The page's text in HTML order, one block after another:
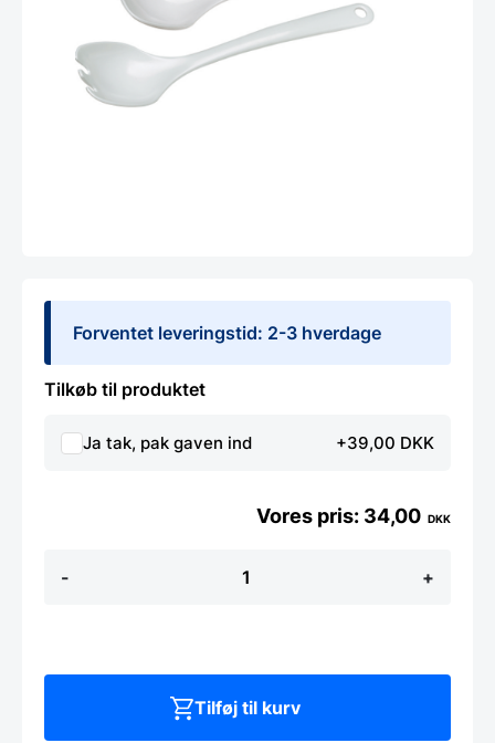
Forventet leveringstid: 2-3 hverdage
Tilkøb til produktet
Ja tak, pak gaven ind +39,00 DKK
-
564004,
+
34,00 DKK
Tilføj til kurv